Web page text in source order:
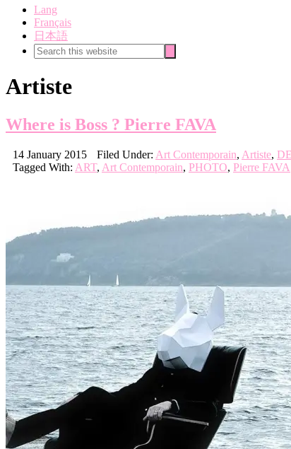
Lang
Français
日本語
Search
this
Artiste
Where is Boss ? Pierre FAVA
14 January 2015 Filed Under: Art Contemporain, Artiste,
Tagged With: ART, Art Contemporain, PHOTO, Pierre FAVA